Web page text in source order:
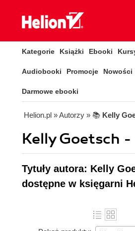
Kategorie Książki Ebooki
Audiobooki Promocje Nowości
Darmowe ebooki
Helion.pl » Autorzy » 📚 Kelly
Kelly Goetsch
Tytuły autora: Kelly
dostępne w księgarni